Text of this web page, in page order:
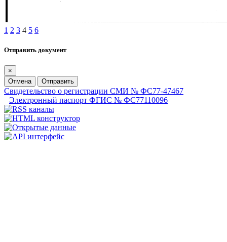
1 2 3 4 5 6
Отправить документ
×
Отмена
Отправить
Свидетельство о регистрации СМИ № ФС77-47467
Электронный паспорт ФГИС № ФС77110096